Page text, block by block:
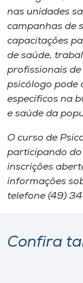
nas unidades
campanhas de
capacitações
de saúde,
profissionais
psicólogo pode
específicos na
e saúde da
O curso de
participando do
inscrições
informações
telefone (49)
Confira